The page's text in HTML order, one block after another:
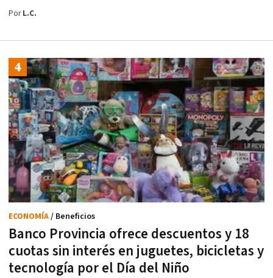
PorL.C.
Banco Provincia ofrece descuentos y 18
cuotas sin interés en juguetes, bicicletas y
tecnología por el Día del Niño
ECONOMÍA/ Beneficios